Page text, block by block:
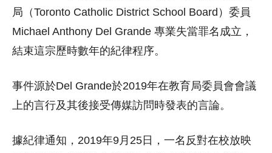
局（Toronto Catholic District School Board）委員
Michael Anthony Del Grande 專業失當罪名成立，
結束這宗歷時數年的紀律程序。
事件源於Del Grande於2019年在教育局委員會會議
上的言行及其後接受傳媒訪問時發表的言論。
據紀律通知，2019年9月25日，一名反對在校放映